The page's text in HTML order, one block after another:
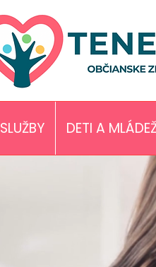
SLUŽBY DETI A